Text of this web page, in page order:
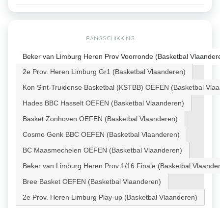
RANGSCHIKKING
Beker van Limburg Heren Prov Voorronde (Basketbal
2e Prov. Heren Limburg Gr1 (Basketbal Vlaanderen)
Kon Sint-Truidense Basketbal (KSTBB) OEFEN (Basketbal
Hades BBC Hasselt OEFEN (Basketbal Vlaanderen)
Basket Zonhoven OEFEN (Basketbal Vlaanderen)
Cosmo Genk BBC OEFEN (Basketbal Vlaanderen)
BC Maasmechelen OEFEN (Basketbal Vlaanderen)
Beker van Limburg Heren Prov 1/16 Finale (Basketbal
Bree Basket OEFEN (Basketbal Vlaanderen)
2e Prov. Heren Limburg Play-up (Basketbal Vlaanderen)